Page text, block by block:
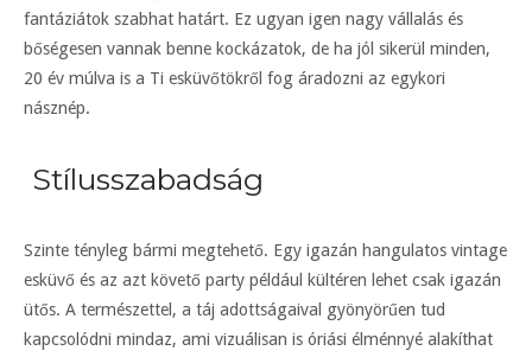
fantáziátok szabhat határt. Ez ugyan igen nagy vállalás és
bőségesen vannak benne kockázatok, de ha jól sikerül minden,
20 év múlva is a Ti esküvőtökről fog áradozni az egykori
násznép.
Stílusszabadság
Szinte tényleg bármi megtehető. Egy igazán hangulatos vintage
esküvő és az azt követő party például kültéren lehet csak igazán
ütős. A természettel, a táj adottságaival gyönyörűen tud
kapcsolódni mindaz, ami vizuálisan is óriási élménnyé alakíthat